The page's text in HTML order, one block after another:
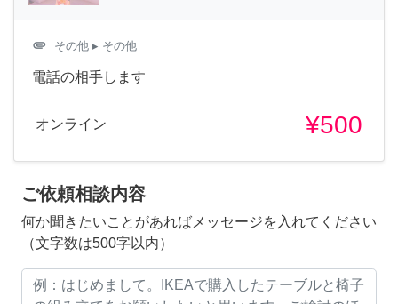
attachment その他 ▸ その他
電話の相手します
オンライン ¥500
ご依頼相談内容
何か聞きたいことがあればメッセージを入れてください
（文字数は500字以内）